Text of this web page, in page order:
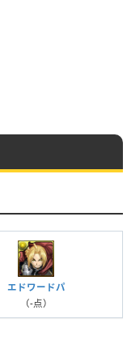
エドワードパ
（-点）